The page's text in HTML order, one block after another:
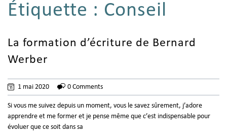
Étiquette : Conseil
La formation d’écriture de Bernard
Werber
1 mai 2020 0 Comments
Si vous me suivez depuis un moment, vous le savez sûrement, j’adore
apprendre et me former et je pense même que c’est indispensable pour
évoluer que ce soit dans sa